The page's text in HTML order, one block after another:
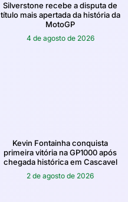
Silverstone recebe a disputa de
título mais apertada da história da
MotoGP
4 de agosto de 2026
Kevin Fontainha conquista
primeira vitória na GP1000 após
chegada histórica em Cascavel
2 de agosto de 2026